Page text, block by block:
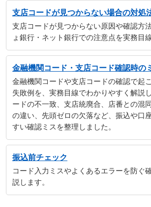
支店コードが見つからない場合の対処
支店コードが見つからない原因や確認方
ょ銀行・ネット銀行での注意点を実務目
金融機関コード・支店コード確認時の
金融機関コードや支店コードの確認で起
失敗例を、実務目線でわかりやすく解説
ードの不一致、支店統廃合、店番との混
の違い、先頭ゼロの欠落など、振込や口
すい確認ミスを整理しました。
振込前チェック
コード入力ミスやよくあるエラーを防ぐ
説します。